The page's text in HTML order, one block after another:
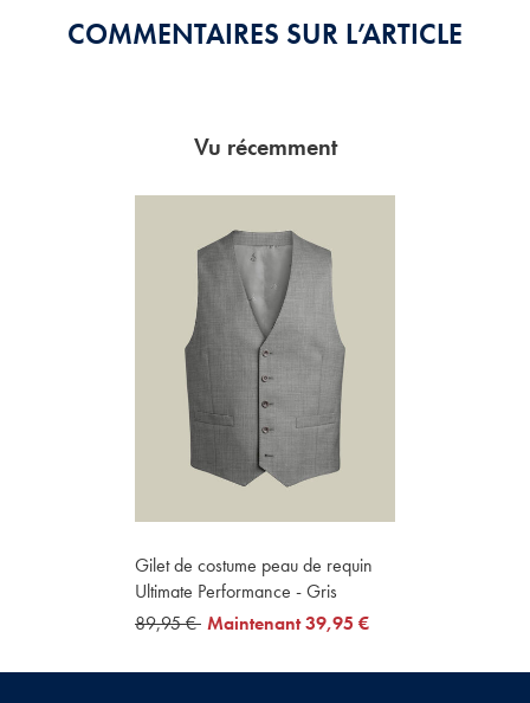
COMMENTAIRES SUR L’ARTICLE
Vu récemment
Gilet de costume peau de requin
Ultimate Performance - Gris
was
€
89,95 € now
€
Maintenant39,95 €